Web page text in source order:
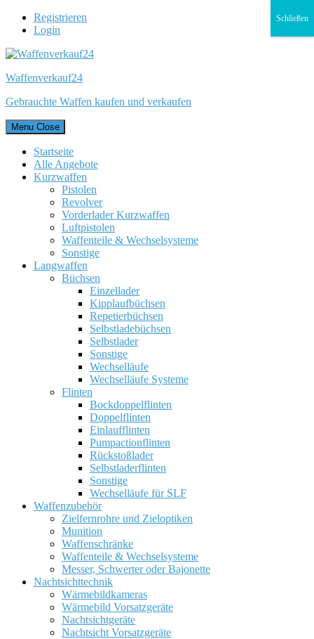
Registrieren
Login
Waffenverkauf24
Gebrauchte Waffen kaufen und verkaufen
Menu Close
Startseite
Alle Angebote
Kurzwaffen
Pistolen
Revolver
Vorderlader Kurzwaffen
Luftpistolen
Waffenteile & Wechselsysteme
Sonstige
Langwaffen
Büchsen
Einzellader
Kipplaufbüchsen
Repetierbüchsen
Selbstladebüchsen
Selbstlader
Sonstige
Wechselläufe
Wechselläufe Systeme
Flinten
Bockdoppelflinten
Doppelflinten
Einlaufflinten
Pumpactionflinten
Rückstoßlader
Selbstladerflinten
Sonstige
Wechselläufe für SLF
Waffenzubehör
Zielfernrohre und Zieloptiken
Munition
Waffenschränke
Waffenteile & Wechselsysteme
Messer, Schwerter oder Bajonette
Nachtsichttechnik
Wärmebildkameras
Wärmebild Vorsatzgeräte
Nachtsichtgeräte
Nachtsicht Vorsatzgeräte
Schließen